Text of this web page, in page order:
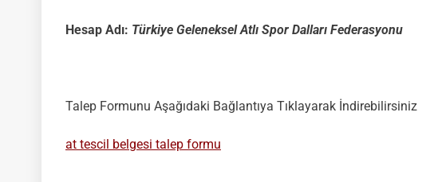
Hesap Adı: Türkiye Geleneksel Atlı Spor Dalları Federasyonu
Talep Formunu Aşağıdaki Bağlantıya Tıklayarak İndirebilirsiniz
at tescil belgesi talep formu